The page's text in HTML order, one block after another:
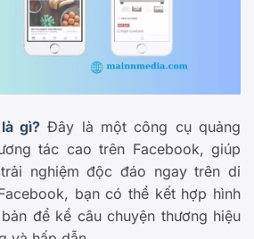
gì? Đây là một công cụ quảng
tác cao trên Facebook, giúp
nghiệm độc đáo ngay trên di
bạn có thể kết hợp hình
để kể câu chuyện thương hiệu